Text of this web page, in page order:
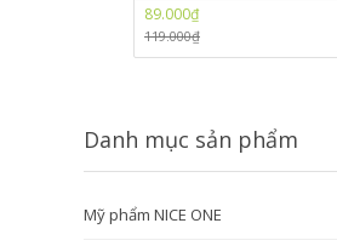
89.000₫
119.000₫
Danh mục sản phẩm
Mỹ phẩm NICE ONE